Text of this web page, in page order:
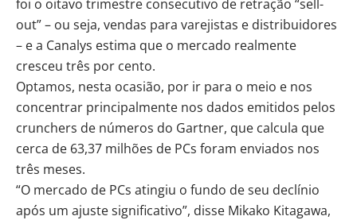
foi o oitavo trimestre consecutivo de retração “sell-
out” – ou seja, vendas para varejistas e distribuidores
– e a Canalys estima que o mercado realmente
cresceu três por cento.
Optamos, nesta ocasião, por ir para o meio e nos
concentrar principalmente nos dados emitidos pelos
crunchers de números do Gartner, que calcula que
cerca de 63,37 milhões de PCs foram enviados nos
três meses.
“O mercado de PCs atingiu o fundo de seu declínio
após um ajuste significativo”, disse Mikako Kitagawa,